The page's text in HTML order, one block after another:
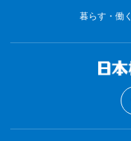
暮らす・働く